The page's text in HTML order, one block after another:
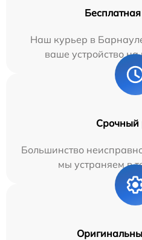
Наш курьер в
ваше устройство
Срочный
Большинство
мы устраняем в